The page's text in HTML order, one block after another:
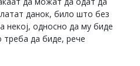
данок, било што без
некој, односно да му биде
да биде, рече